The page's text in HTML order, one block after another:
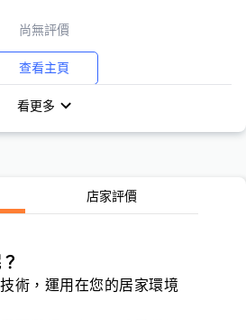
尚無評價
查看主頁
看更多
店家評價
術，運用在您的居家環境